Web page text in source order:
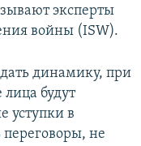
эксперты
войны (ISW).
динамику, при
будут
уступки в
не